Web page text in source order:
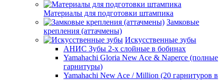
Материалы для подготовки штампика
Замковые
крепления (аттачмены)
Искусственные зубы
АНИС Зубы 2-х слойные в бобинах
Yamahachi Gloria New Ace & Naperce (полные
гарнитуры)
Yamahachi New Ace / Million (20 гарнитуров в